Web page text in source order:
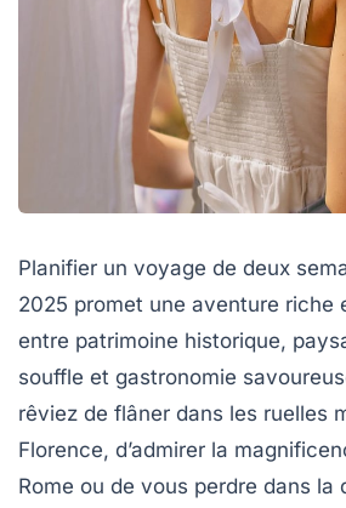
Planifier un voyage de deux
2025 promet une aventure riche
entre patrimoine historique,
souffle et gastronomie
rêviez de flâner dans les ruelles
Florence, d’admirer la
Rome ou de vous perdre dans la